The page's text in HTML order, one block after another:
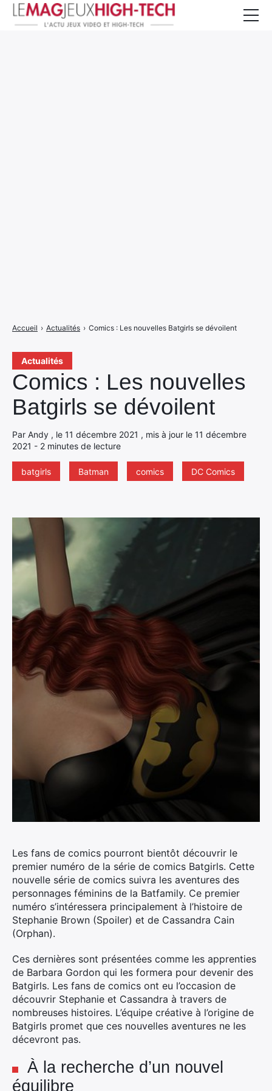
Actualités
Comics : Les nouvelles
Batgirls se dévoilent
Par Andy , le 11 décembre 2021 , mis à jour le 11 décembre
2021 - 2 minutes de lecture
batgirls Batman comics DC Comics
Accueil › Actualités › Comics : Les nouvelles Batgirls se dévoilent
Les fans de comics pourront bientôt découvrir le
premier numéro de la série de comics Batgirls. Cette
nouvelle série de comics suivra les aventures des
personnages féminins de la Batfamily. Ce premier
numéro s’intéressera principalement à l’histoire de
Stephanie Brown (Spoiler) et de Cassandra Cain
(Orphan).
Ces dernières sont présentées comme les apprenties
de Barbara Gordon qui les formera pour devenir des
Batgirls. Les fans de comics ont eu l’occasion de
découvrir Stephanie et Cassandra à travers de
nombreuses histoires. L’équipe créative à l’origine de
Batgirls promet que ces nouvelles aventures ne les
décevront pas.
À la recherche d’un nouvel
équilibre